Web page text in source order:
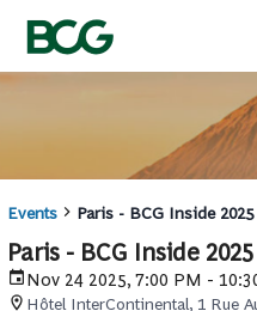
Events Paris - BCG Inside 2025
Paris - BCG Inside 2025
Nov 24 2025, 7:00 PM -
Hôtel InterContinental, 1 Rue